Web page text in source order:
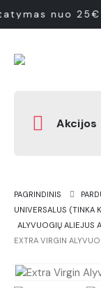
nuo 25€
Akcijos
PAGRINDINIS
UNIVERSALUS (TINKA
ALYVUOGIŲ ALIEJUS
EXTRA VIRGIN